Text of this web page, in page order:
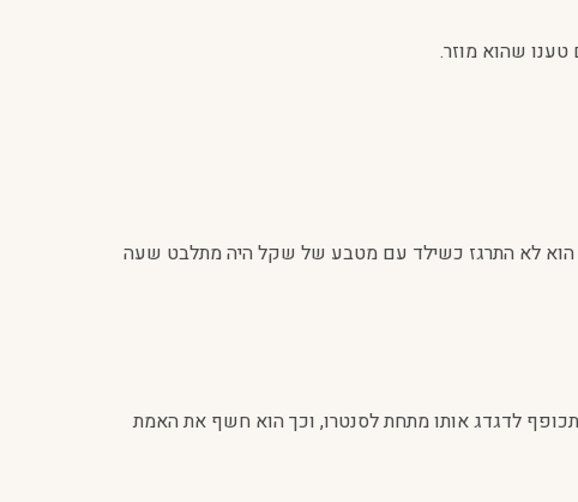
שהוא מוזר.
הוא לא התרגז כשילד עם מטבע של שקל היה מתלבט שעה
לדגדג אותו מתחת לסנטרו, וכך הוא חשף את האמת